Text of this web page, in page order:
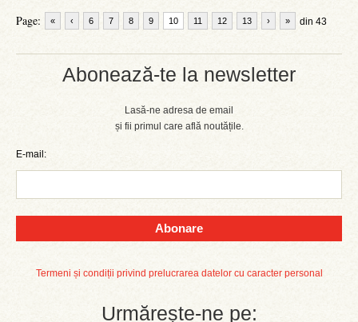
Abonează-te la newsletter
Lasă-ne adresa de email
și fii primul care află noutățile.
E-mail:
Abonare
Termeni și condiții privind prelucrarea datelor cu caracter personal
Urmărește-ne pe:
Page: « ‹ 6 7 8 9 10 11 12 13 din 43
› »